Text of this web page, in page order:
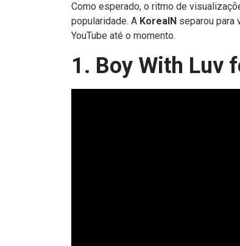
Como esperado, o ritmo de
popularidade. A KoreaIN separou para
YouTube até o momento.
1. Boy With Luv